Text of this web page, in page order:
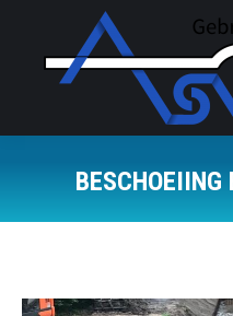
BESCHOEIING